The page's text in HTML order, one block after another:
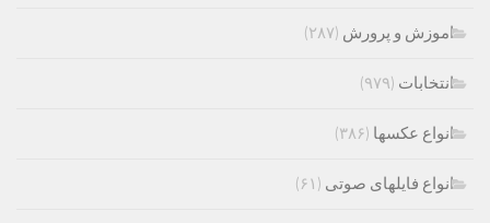
اموزش و پرورش (۲۸۷)
انتخابات (۹۷۹)
انواع عکسها (۳۸۶)
انواع فایلهای صوتی (۶۱)